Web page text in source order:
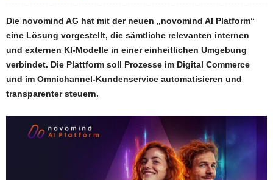
Die novomind AG hat mit der neuen „novomind AI Platform“
eine Lösung vorgestellt, die sämtliche relevanten internen
und externen KI-Modelle in einer einheitlichen Umgebung
verbindet. Die Plattform soll Prozesse im Digital Commerce
und im Omnichannel-Kundenservice automatisieren und
transparenter steuern.